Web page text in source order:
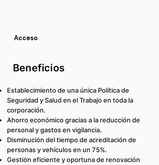
Acceso
Beneficios
Establecimiento de una única Política de
Seguridad y Salud en el Trabajo en toda la
corporación.
Ahorro económico gracias a la reducción de
personal y gastos en vigilancia.
Disminución del tiempo de acreditación de
personas y vehículos en un 75%.
Gestión eficiente y oportuna de renovación